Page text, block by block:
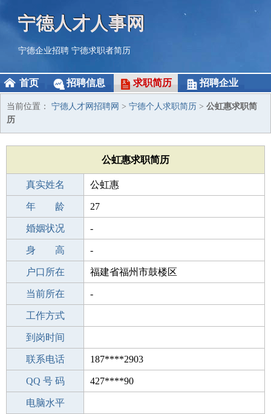
宁德人才人事网
宁德企业招聘 宁德求职者简历
首页 招聘信息 求职简历 招聘企业
当前位置： 宁德人才网招聘网 > 宁德个人求职简历 > 公虹惠求职简
历
公虹惠求职简历
真实姓名 公虹惠
性 别 女
年 龄 27
出生年月 1999-02-05
婚姻状况 -
学 历 高中
身 高 -
毕业学校 桂阳县第四中学
户口所在 福建省福州市鼓楼区
所学专业 -
当前所在 -
工作经验
工作方式
驾 照
到岗时间
期望月薪
联系电话 187****2903
手机号码 187****2903
QQ 号 码 427****90
微信号码
电脑水平